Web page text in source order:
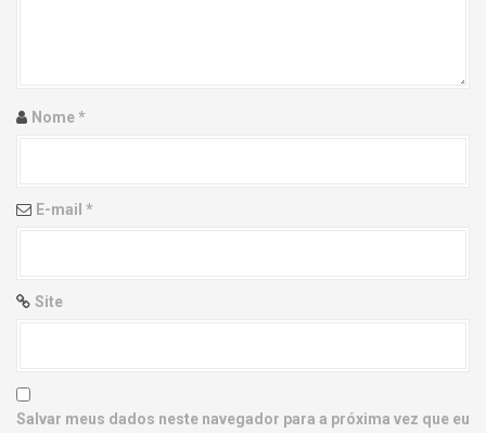
i
n
Nome*
E-mail *
Site
Salvar meus dados neste navegador para a próxima vez que eu